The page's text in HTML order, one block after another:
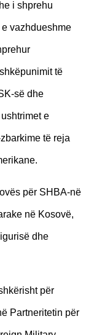
i shprehu
vazhdueshme
të
së dhe
e
të reja
për SHBA-në
në Kosovë,
dhe
për
Partneritetin për